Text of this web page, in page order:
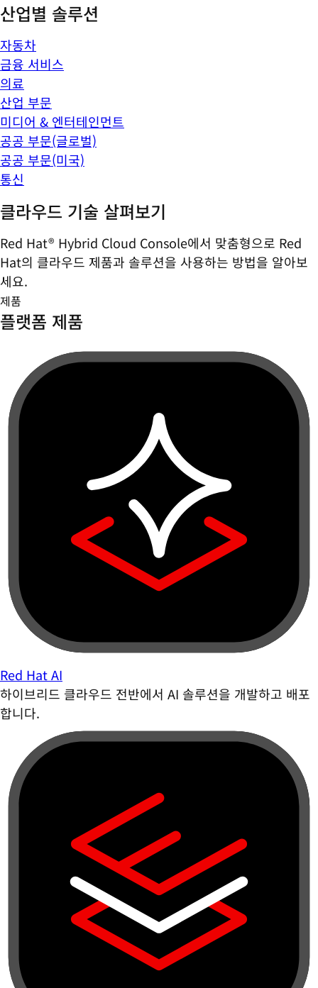
산업별 솔루션
자동차
금융 서비스
의료
산업 부문
미디어 & 엔터테인먼트
공공 부문(글로벌)
공공 부문(미국)
통신
클라우드 기술 살펴보기
Red Hat® Hybrid Cloud Console에서 맞춤형으로 Red
Hat의 클라우드 제품과 솔루션을 사용하는 방법을 알아보
세요.
제품
플랫폼 제품
Red Hat AI
하이브리드 클라우드 전반에서 AI 솔루션을 개발하고 배포
합니다.